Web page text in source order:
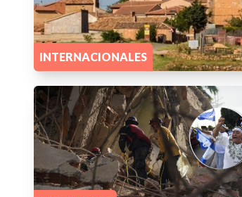
INTERNACIONALES